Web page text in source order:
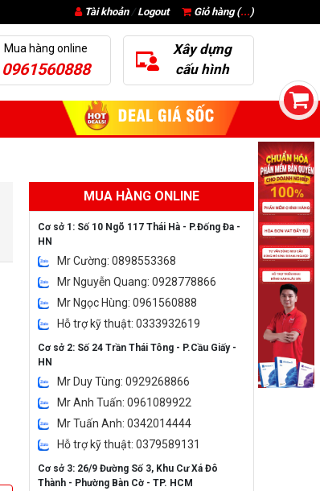
Giỏ hàng (...)
Tài khoản/ Logout
Mua hàng online
0961560888
Xây dựng
cấu hình
MUA HÀNG ONLINE
Cơ sở 1: Số 10 Ngõ 117 Thái Hà - P.Đống Đa -
HN
Mr Cường: 0898553368
Mr Nguyễn Quang: 0928778866
Mr Ngọc Hùng: 0961560888
Hỗ trợ kỹ thuật: 0333932619
Cơ sở 2: Số 24 Trần Thái Tông - P.Cầu Giấy -
HN
Mr Duy Tùng: 0929268866
Mr Anh Tuấn: 0961089922
Mr Tuấn Anh: 0342014444
Hỗ trợ kỹ thuật: 0379589131
Cơ sở 3: 26/9 Đường Số 3, Khu Cư Xá Đô
Thành - Phường Bàn Cờ - TP. HCM